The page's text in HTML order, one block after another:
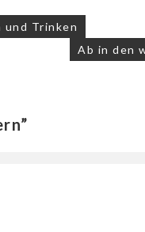
und Trinken
Ab in den